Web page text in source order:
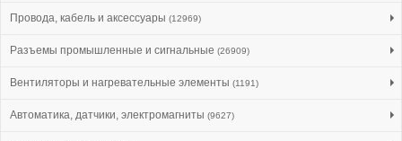
Провода, кабель и аксессуары (12969)
Разъемы промышленные и сигнальные (26909)
Вентиляторы и нагревательные элементы (1191)
Автоматика, датчики, электромагниты (9627)